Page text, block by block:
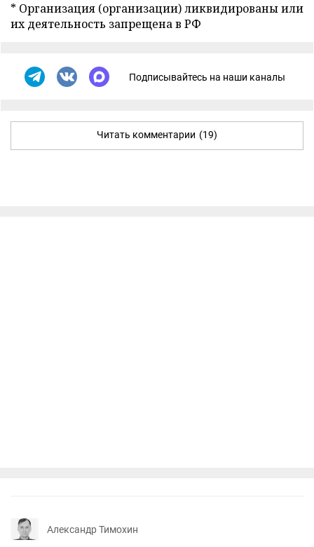
* Организация (организации) ликвидированы или
их деятельность запрещена в РФ
Подписывайтесь на наши каналы
Читать комментарии (19)
Александр Тимохин